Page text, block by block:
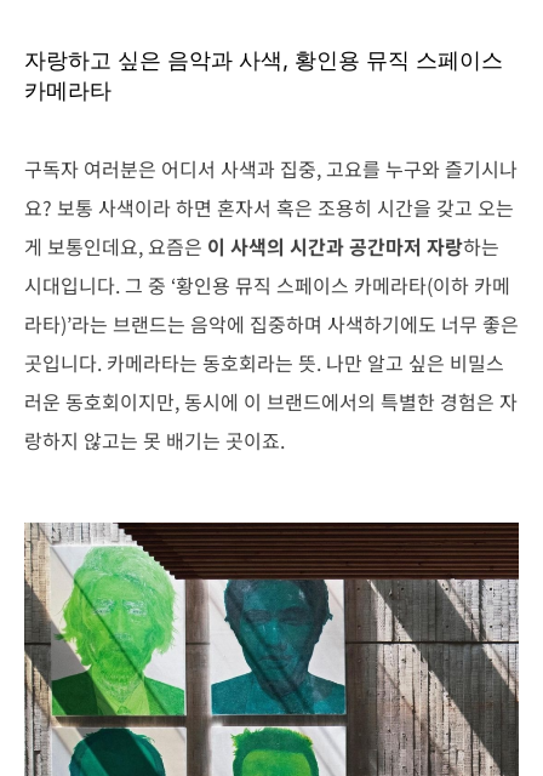
자랑하고 싶은 음악과 사색, 황인용 뮤직 스페이스
카메라타
구독자 여러분은 어디서 사색과 집중, 고요를 누구와 즐기시나
요? 보통 사색이라 하면 혼자서 혹은 조용히 시간을 갖고 오는
게 보통인데요, 요즘은 이 사색의 시간과 공간마저 자랑하는
시대입니다. 그 중 ‘황인용 뮤직 스페이스 카메라타(이하 카메
라타)’라는 브랜드는 음악에 집중하며 사색하기에도 너무 좋은
곳입니다. 카메라타는 동호회라는 뜻. 나만 알고 싶은 비밀스
러운 동호회이지만, 동시에 이 브랜드에서의 특별한 경험은 자
랑하지 않고는 못 배기는 곳이죠.